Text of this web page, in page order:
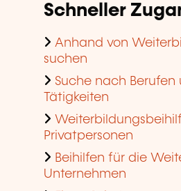
Schneller
Anhand von
suchen
Suche nach Berufen
Tätigkeiten
Privatpersonen
Beihilfen für die
Unternehmen